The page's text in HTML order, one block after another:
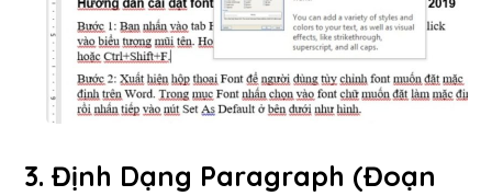
3.Định Dạng Paragraph (Đoạn